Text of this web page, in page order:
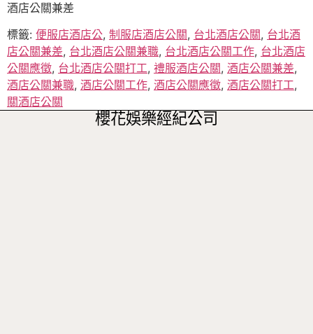
酒店公關兼差
標籤: 便服店酒店公, 制服店酒店公關, 台北酒店公關, 台北酒
店公關兼差, 台北酒店公關兼職, 台北酒店公關工作, 台北酒店
公關應徵, 台北酒店公關打工, 禮服酒店公關, 酒店公關兼差,
酒店公關兼職, 酒店公關工作, 酒店公關應徵, 酒店公關打工,
關酒店公關
櫻花娛樂經紀公司